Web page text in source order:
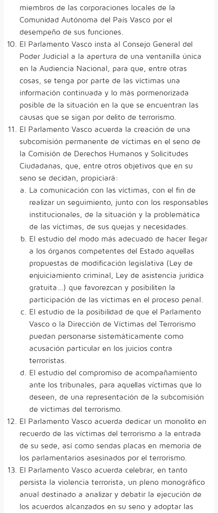
miembros de las corporaciones locales de la
Comunidad Autónoma del País Vasco por el
desempeño de sus funciones.
El Parlamento Vasco insta al Consejo General del
Poder Judicial a la apertura de una ventanilla única
en la Audiencia Nacional, para que, entre otras
cosas, se tenga por parte de las víctimas una
información continuada y lo más pormenorizada
posible de la situación en la que se encuentran las
causas que se sigan por delito de terrorismo.
El Parlamento Vasco acuerda la creación de una
subcomisión permanente de víctimas en el seno de
la Comisión de Derechos Humanos y Solicitudes
Ciudadanas, que, entre otros objetivos que en su
seno se decidan, propiciará:
La comunicación con las víctimas, con el fin de
realizar un seguimiento, junto con los responsables
institucionales, de la situación y la problemática
de las víctimas, de sus quejas y necesidades.
El estudio del modo más adecuado de hacer llegar
a los órganos competentes del Estado aquellas
propuestas de modificación legislativa (Ley de
enjuiciamiento criminal, Ley de asistencia jurídica
gratuita...) que favorezcan y posibiliten la
participación de las víctimas en el proceso penal.
El estudio de la posibilidad de que el Parlamento
Vasco o la Dirección de Víctimas del Terrorismo
puedan personarse sistemáticamente como
acusación particular en los juicios contra
terroristas.
El estudio del compromiso de acompañamiento
ante los tribunales, para aquellas víctimas que lo
deseen, de una representación de la subcomisión
de víctimas del terrorismo.
El Parlamento Vasco acuerda dedicar un monolito en
recuerdo de las víctimas del terrorismo a la entrada
de su sede, así como sendas placas en memoria de
los parlamentarios asesinados por el terrorismo.
El Parlamento Vasco acuerda celebrar, en tanto
persista la violencia terrorista, un pleno monográfico
anual destinado a analizar y debatir la ejecución de
los acuerdos alcanzados en su seno y adoptar las